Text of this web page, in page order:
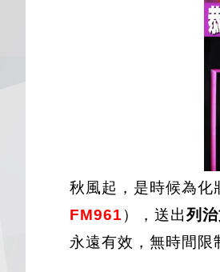
秋風起，是時候為化
FM961 ），送出列
永遠有效，無時間限